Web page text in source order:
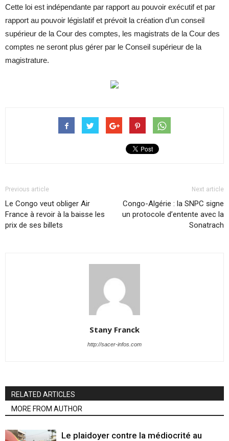
Cette loi est indépendante par rapport au pouvoir exécutif et par
rapport au pouvoir législatif et prévoit la création d’un conseil
supérieur de la Cour des comptes, les magistrats de la Cour des
comptes ne seront plus gérer par le Conseil supérieur de la
magistrature.
Previous article
Le Congo veut obliger Air
France à revoir à la baisse les
prix de ses billets
Next article
Congo-Algérie : la SNPC signe
un protocole d’entente avec la
Sonatrach
Stany Franck
http://sacer-infos.com
RELATED ARTICLES
MORE FROM AUTHOR
Le plaidoyer contre la médiocrité au